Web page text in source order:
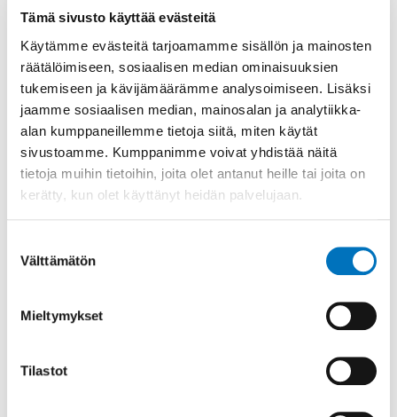
Tämä sivusto käyttää evästeitä
Käytämme evästeitä tarjoamamme sisällön ja mainosten
räätälöimiseen, sosiaalisen median ominaisuuksien
tukemiseen ja kävijämäärämme analysoimiseen. Lisäksi
jaamme sosiaalisen median, mainosalan ja analytiikka-
alan kumppaneillemme tietoja siitä, miten käytät
sivustoamme. Kumppanimme voivat yhdistää näitä
tietoja muihin tietoihin, joita olet antanut heille tai joita on
kerätty, kun olet käyttänyt heidän palvelujaan.
valinta
Välttämätön
Mieltymykset
Tilastot
Lisätietoa
Kristillisdemokraattien ja perussuomalaisten
seuraavat puoluekokoukset pidetään tämän
hetken tietojen mukaan vuonna 2027,
Vasemmistoliiton seuraava puoluekokous vuonna
2028.